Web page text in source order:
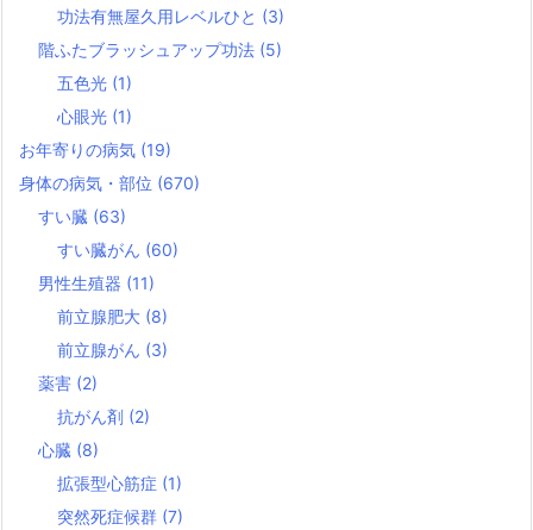
功法有無屋久用レベルひと (3)
階ふたブラッシュアップ功法 (5)
五色光 (1)
心眼光 (1)
お年寄りの病気 (19)
身体の病気・部位 (670)
すい臓 (63)
すい臓がん (60)
男性生殖器 (11)
前立腺肥大 (8)
前立腺がん (3)
薬害 (2)
抗がん剤 (2)
心臓 (8)
拡張型心筋症 (1)
突然死症候群 (7)